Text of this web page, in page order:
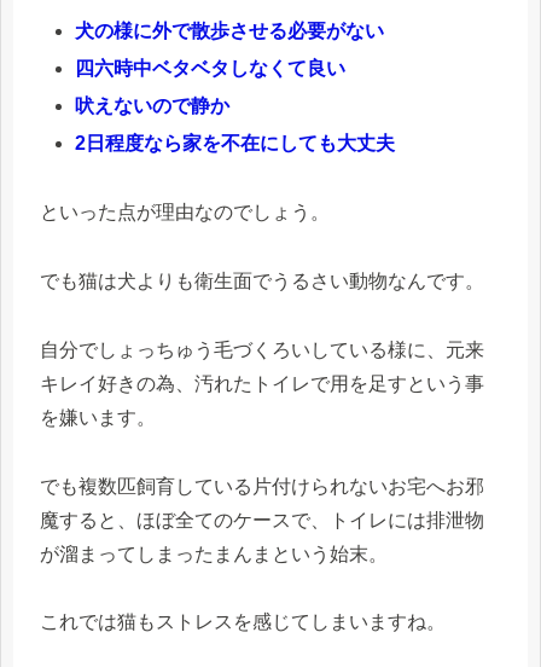
犬の様に外で散歩させる必要がない
四六時中ベタベタしなくて良い
吠えないので静か
2日程度なら家を不在にしても大丈夫
といった点が理由なのでしょう。
でも猫は犬よりも衛生面でうるさい動物なんです。
自分でしょっちゅう毛づくろいしている様に、元来
キレイ好きの為、汚れたトイレで用を足すという事
を嫌います。
でも複数匹飼育している片付けられないお宅へお邪
魔すると、ほぼ全てのケースで、トイレには排泄物
が溜まってしまったまんまという始末。
これでは猫もストレスを感じてしまいますね。